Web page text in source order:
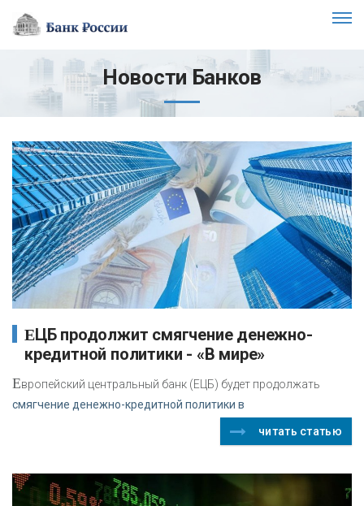
Новости Банков
ЕЦБ продолжит смягчение денежно-
кредитной политики - «В мире»
Европейский центральный банк (ЕЦБ) будет продолжать
смягчение денежно-кредитной политики в
читать статью